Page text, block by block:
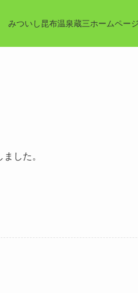
みついし昆布温泉蔵三ホームページ
した。